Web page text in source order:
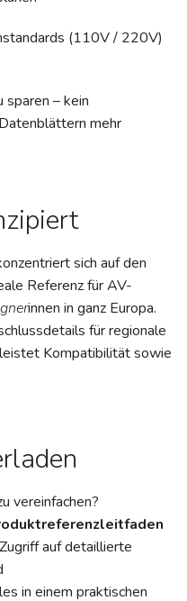
(110V / 220V)
sparen – kein
mehr
sich auf den
Referenz für AV-
innen in ganz Europa.
für regionale
Kompatibilität sowie
vereinfachen?
auf detaillierte
in einem praktischen